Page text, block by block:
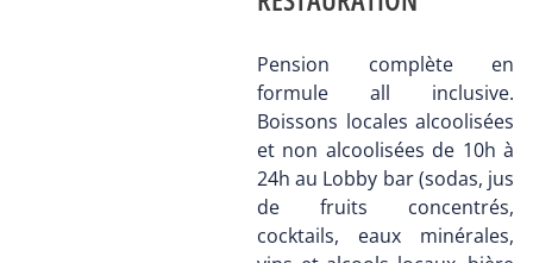
Pension complète en
formule all inclusive.
Boissons locales alcoolisées
et non alcoolisées de 10h à
24h au Lobby bar (sodas, jus
de fruits concentrés,
cocktails, eaux minérales,